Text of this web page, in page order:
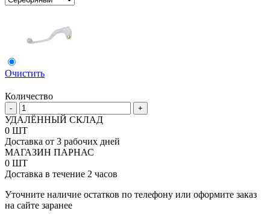
Очистить
Количество
-
Количество
товара
Рычаг
сцепления
Wirtz
под
мотоциклы
WRF
250-
+
УДАЛЁННЫЙ СКЛАД
0 ШТ
Доставка от 3 рабочих дней
МАГАЗИН ПАРНАС
0 ШТ
Доставка в течение 2 часов
Уточните наличие остатков по телефону или оформите заказ
на сайте заранее